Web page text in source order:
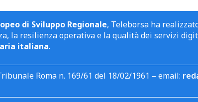
di Sviluppo Regionale, Teleborsa ha
la resilienza operativa e la qualità dei servizi
italiana.
Roma n. 169/61 del 18/02/1961 – email: